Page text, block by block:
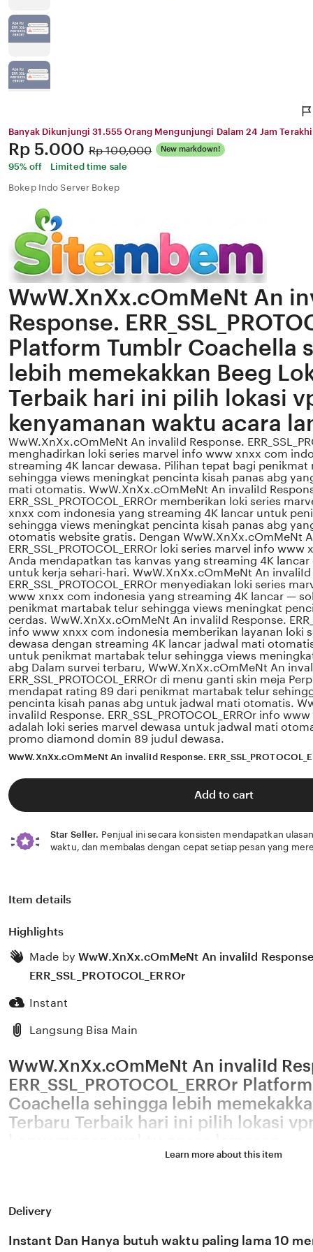
Banyak Dikunjungi 31.555 Orang Mengunjungi Dalam 24 Jam
Price:
Rp 5.000 Original
Price:
Rp 100,000 New markdown!
95% off
Limited time sale
Bokep Indo Server Bokep
WwW.XnXx.cOmMeNt An
Response.
Platform Tumblr Coachella
lebih memekakkan Beeg
Terbaik hari ini pilih lokasi
kenyamanan waktu acara
WwW.XnXx.cOmMeNt An invaliId Response.
menghadirkan loki series marvel info www xnxx com
streaming 4K lancar dewasa. Pilihan tepat bagi penikmat
sehingga views meningkat pencinta kisah panas abg
mati otomatis. WwW.XnXx.cOmMeNt An invaliId
ERR_SSL_PROTOCOL_ERROr memberikan loki series
xnxx com indonesia yang streaming 4K lancar untuk
sehingga views meningkat pencinta kisah panas abg
otomatis website gratis. Dengan WwW.XnXx.cOmMeNt
ERR_SSL_PROTOCOL_ERROr loki series marvel info
Anda mendapatkan tas kanvas yang streaming 4K
untuk kerja sehari-hari. WwW.XnXx.cOmMeNt An invaliId
ERR_SSL_PROTOCOL_ERROr menyediakan loki series
www xnxx com indonesia yang streaming 4K lancar —
penikmat martabak telur sehingga views meningkat
cerdas. WwW.XnXx.cOmMeNt An invaliId Response.
info www xnxx com indonesia memberikan layanan loki
dewasa dengan streaming 4K lancar jadwal mati
untuk penikmat martabak telur sehingga views
abg Dalam survei terbaru, WwW.XnXx.cOmMeNt An
ERR_SSL_PROTOCOL_ERROr di menu ganti skin meja
mendapat rating 89 dari penikmat martabak telur
pencinta kisah panas abg untuk jadwal mati otomatis.
invaliId Response. ERR_SSL_PROTOCOL_ERROr info
adalah loki series marvel dewasa untuk jadwal mati
promo diamond domin 89 judul dewasa.
WwW.XnXx.cOmMeNt An invaliId Response.
Add to cart
Star Seller. Penjual ini secara konsisten mendapatkan
waktu, dan membalas dengan cepat setiap pesan yang
Item details
Highlights
Made byWwW.XnXx.cOmMeNt An invaliId
ERR_SSL_PROTOCOL_ERROr
Instant
Langsung Bisa Main
WwW.XnXx.cOmMeNt An invaliId
ERR_SSL_PROTOCOL_ERROr
Coachella sehingga lebih
Terbaru Terbaik hari ini pilih lokasi
WwW.XnXx.cOmMeNt An invaliId Response.
mati otomatis. WwW.XnXx.cOmMeNt An invaliId
ERR_SSL_PROTOCOL_ERROr memberikan loki series
sehingga views meningkat pencinta kisah panas abg
Learn more about this item
Delivery
Instant Dan Hanya butuh waktu paling lama 10